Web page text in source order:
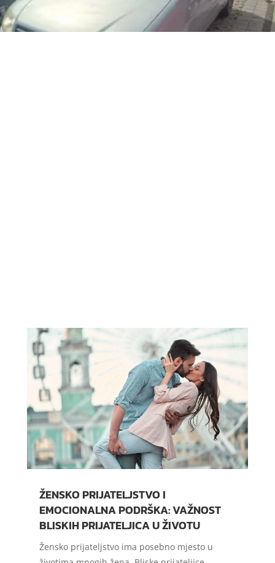
ŽENSKO PRIJATELJSTVO I
EMOCIONALNA PODRŠKA: VAŽNOST
BLISKIH PRIJATELJICA U ŽIVOTU
Žensko prijateljstvo ima posebno mjesto u